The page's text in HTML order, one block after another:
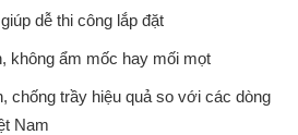
dễ thi công lắp đặt
không ẩm mốc hay mối mọt
chống trầy hiệu quả so với các dòng
Nam